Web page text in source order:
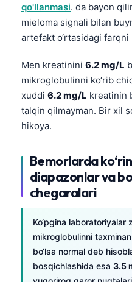
qo'llanmasi. da bayon
mieloma signali bilan
artefakt o‘rtasidagi farqni
Men kreatinini 6.2 mg/L
mikroglobulinni ko‘rib
xuddi 6.2 mg/L kreatinin
talqin qilmayman. Bir xil
hikoya.
Bemorlarda
diapazonlar va
chegaralari
Ko‘pgina
mikroglobulinni taxminan
bo‘lsa normal deb
bosqichlashida esa 3.5